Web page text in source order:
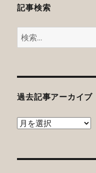
記事検索
検
索:
過去記事アーカイブ
過